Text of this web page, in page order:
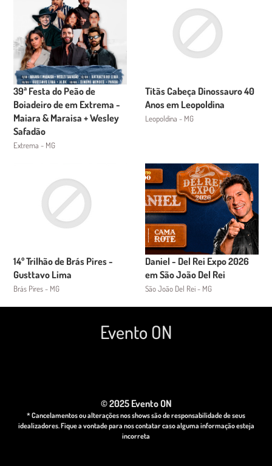
39ª Festa do Peão de
Boiadeiro de em Extrema -
Maiara & Maraisa + Wesley
Safadão
Extrema - MG
Titãs Cabeça Dinossauro 40
Anos em Leopoldina
Leopoldina - MG
14º Trilhão de Brás Pires -
Gusttavo Lima
Brás Pires - MG
Daniel - Del Rei Expo 2026
em São João Del Rei
São João Del Rei - MG
Evento ON
© 2025 Evento ON
* Cancelamentos ou alterações nos shows são de responsabilidade de seus
idealizadores. Fique a vontade para nos contatar caso alguma informação esteja
incorreta